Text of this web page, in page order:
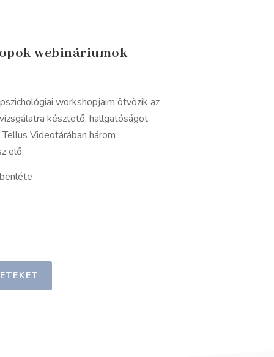
webináriumok
workshopjaim ötvözik az
késztető, hallgatóságot
Videotárában három
elő: